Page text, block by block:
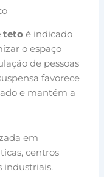
teto é indicado
o espaço
de pessoas
favorece
e mantém a
em
centros
industriais.